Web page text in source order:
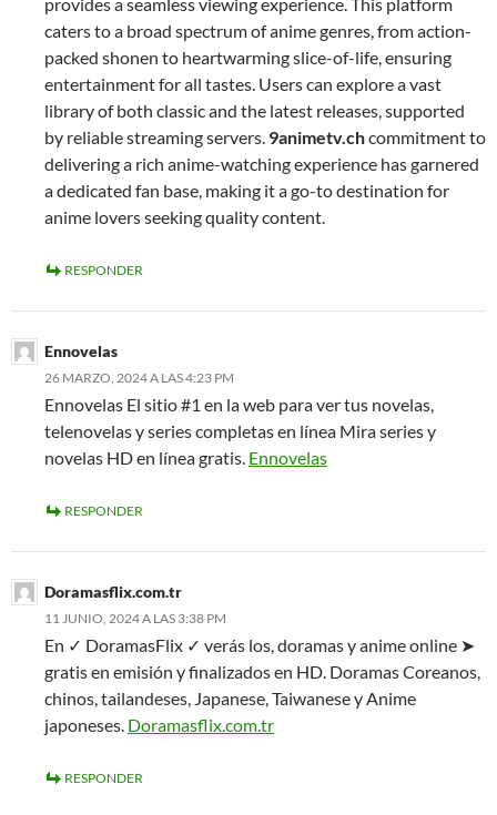
caters to a broad spectrum of anime genres, from action-
packed shonen to heartwarming slice-of-life, ensuring
entertainment for all tastes. Users can explore a vast
library of both classic and the latest releases, supported
by reliable streaming servers. 9animetv.chcommitment to
delivering a rich anime-watching experience has garnered
a dedicated fan base, making it a go-to destination for
anime lovers seeking quality content.
RESPONDER
Ennovelas
26 MARZO, 2024 A LAS 4:23 PM
Ennovelas El sitio #1 en la web para ver tus novelas,
telenovelas y series completas en línea Mira series y
novelas HD en línea gratis. Ennovelas
RESPONDER
Doramasflix.com.tr
11 JUNIO, 2024 A LAS 3:38 PM
En ✓ DoramasFlix ✓ verás los, doramas y anime online ➤
gratis en emisión y finalizados en HD. Doramas Coreanos,
chinos, tailandeses, Japanese, Taiwanese y Anime
japoneses. Doramasflix.com.tr
RESPONDER